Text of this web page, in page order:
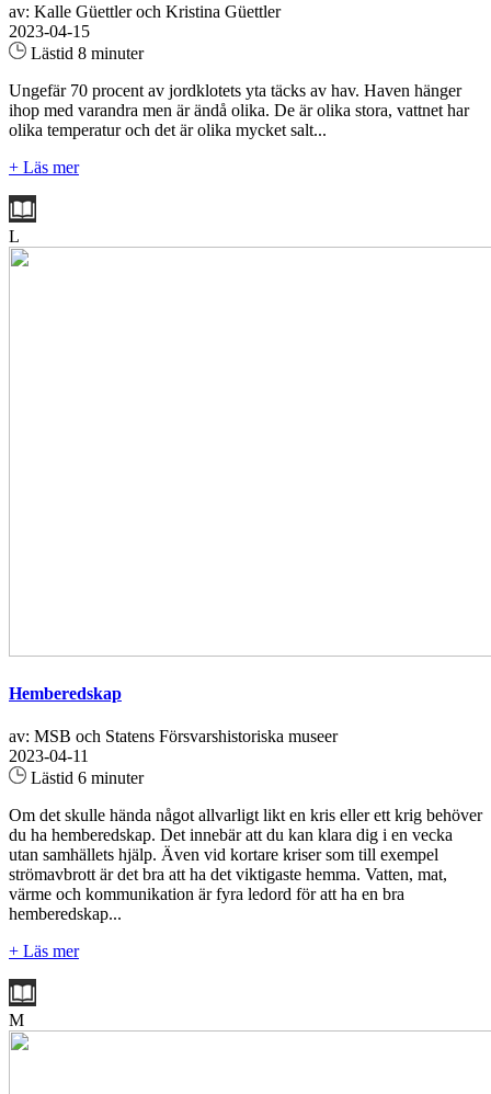
av: Kalle Güettler och Kristina Güettler
2023-04-15
Lästid 8 minuter
Ungefär 70 procent av jordklotets yta täcks av hav. Haven hänger
ihop med varandra men är ändå olika. De är olika stora, vattnet har
olika temperatur och det är olika mycket salt...
+ Läs mer
L
Hemberedskap
av: MSB och Statens Försvarshistoriska museer
2023-04-11
Lästid 6 minuter
Om det skulle hända något allvarligt likt en kris eller ett krig behöver
du ha hemberedskap. Det innebär att du kan klara dig i en vecka
utan samhällets hjälp. Även vid kortare kriser som till exempel
strömavbrott är det bra att ha det viktigaste hemma. Vatten, mat,
värme och kommunikation är fyra ledord för att ha en bra
hemberedskap...
+ Läs mer
M